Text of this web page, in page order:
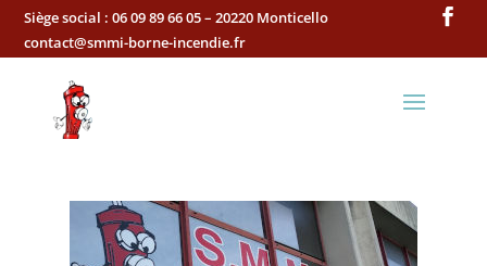
Siège social : 06 09 89 66 05 – 20220 Monticello
contact@smmi-borne-incendie.fr